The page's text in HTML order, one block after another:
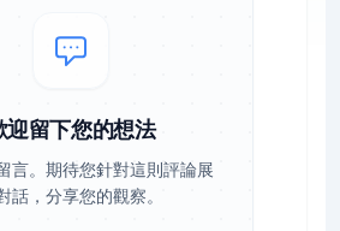
迎留下您的想法
言。期待您針對這則評論展
話，分享您的觀察。